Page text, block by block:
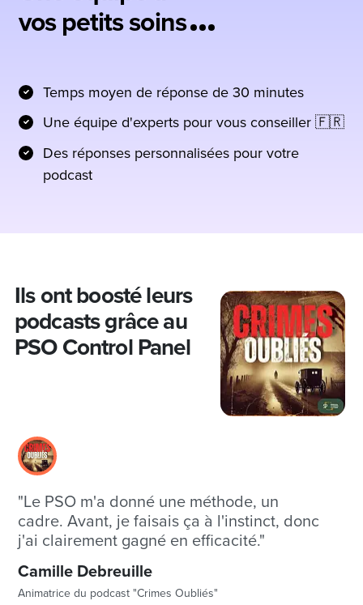
vos petits soins
Temps moyen de réponse de 30 minutes
Une équipe d'experts pour vous conseiller 🇫🇷
Des réponses personnalisées pour votre
podcast
Ils ont boosté leurs
podcasts grâce au
PSO Control Panel
"Le PSO m'a donné une méthode, un
cadre. Avant, je faisais ça à l'instinct, donc
j'ai clairement gagné en efficacité."
Camille Debreuille
Animatrice du podcast "Crimes Oubliés"